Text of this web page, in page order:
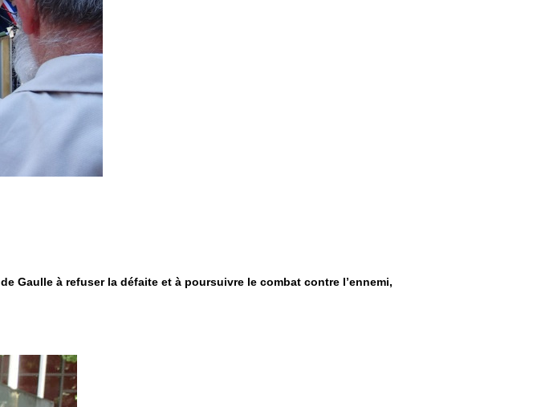
Gaulle à refuser la défaite et à poursuivre le combat contre l’ennemi,